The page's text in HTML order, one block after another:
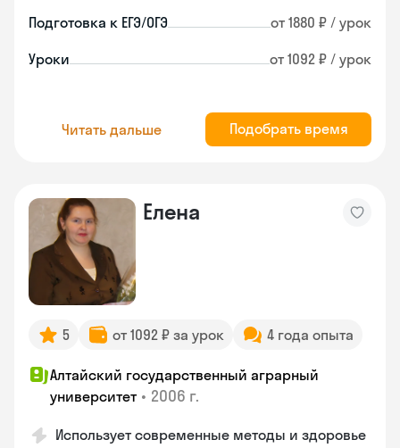
Подготовка к ЕГЭ/ОГЭ от 1880 ₽ / урок
Уроки от 1092 ₽ / урок
Читать дальше Подобрать время
Елена
5 от 1092 ₽ за урок 4 года опыта
Алтайский государственный аграрный
университет • 2006 г.
Использует современные методы и здоровье